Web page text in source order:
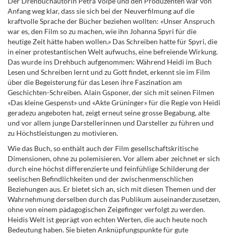
Anfang weg klar, dass sie sich bei der Neuverfilmung auf die
kraftvolle Sprache der Bücher beziehen wollten: «Unser Anspruch
war es, den Film so zu machen, wie ihn Johanna Spyri für die
heutige Zeit hätte haben wollen.» Das Schreiben hatte für Spyri, die
in einer protestantischen Welt aufwuchs, eine befreiende Wirkung.
Das wurde ins Drehbuch aufgenommen: Während Heidi im Buch
Lesen und Schreiben lernt und zu Gott findet, erkennt sie im Film
über die Begeisterung für das Lesen ihre Faszination am
Geschichten-Schreiben. Alain Gsponer, der sich mit seinen Filmen
«Das kleine Gespenst» und «Akte Grüninger» für die Regie von Heidi
geradezu angeboten hat, zeigt erneut seine grosse Begabung, alte
und vor allem junge Darstellerinnen und Darsteller zu führen und
zu Höchstleistungen zu motivieren.
Wie das Buch, so enthält auch der Film gesellschaftskritische
Dimensionen, ohne zu polemisieren. Vor allem aber zeichnet er sich
durch eine höchst differenzierte und feinfühlige Schilderung der
seelischen Befindlichkeiten und der zwischenmenschlichen
Beziehungen aus. Er bietet sich an, sich mit diesen Themen und der
Wahrnehmung derselben durch das Publikum auseinanderzusetzen,
ohne von einem pädagogischen Zeigefinger verfolgt zu werden.
Heidis Welt ist geprägt von echten Werten, die auch heute noch
Bedeutung haben. Sie bieten Anknüpfungspunkte für gute